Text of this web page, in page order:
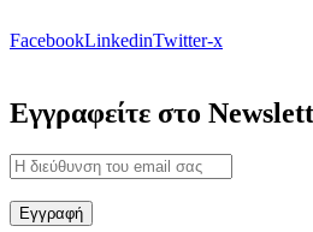
FacebookLinkedinTwitter-x
Εγγραφείτε στο
Εγγραφή